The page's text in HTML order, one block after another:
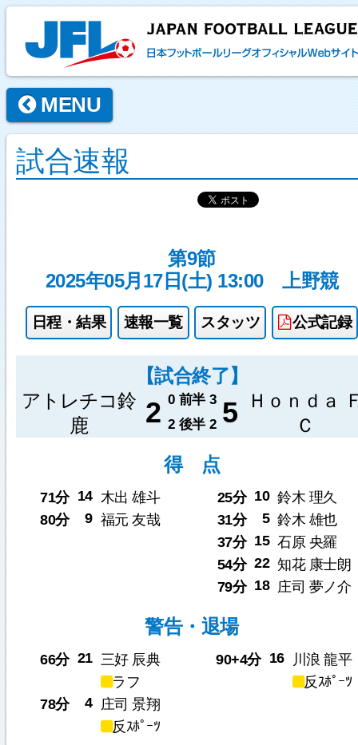
MENU
試合速報
第9節
2025年05月17日(土) 13:00
上野競
日程・結果 速報一覧 スタッツ 公式記録
【試合終了】
アトレチコ鈴
鹿
2 0 前半 3 5
Ｈｏｎｄａ
Ｃ
2 後半 2
得 点
71分 14 木出 雄斗
80分
9 福元 友哉
25分 10 鈴木 理久
31分
5 鈴木 雄也
37分 15 石原 央羅
54分 22 知花 康士朗
79分 18 庄司 夢ノ介
警告・退場
66分 21 三好 辰典
ラフ
78分
4 庄司 景翔
反ｽﾎﾟｰﾂ
90+4分 16
川浪 龍平
反ｽﾎﾟｰﾂ